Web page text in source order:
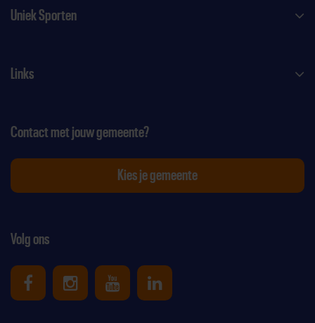
Uniek Sporten
Links
Volg ons
Uniek Sporten op Facebook
Uniek Sporten op Instagram
Uniek Sporten op Youtube
Uniek Sporten op
Contact met jouw gemeente?
Kies je gemeente